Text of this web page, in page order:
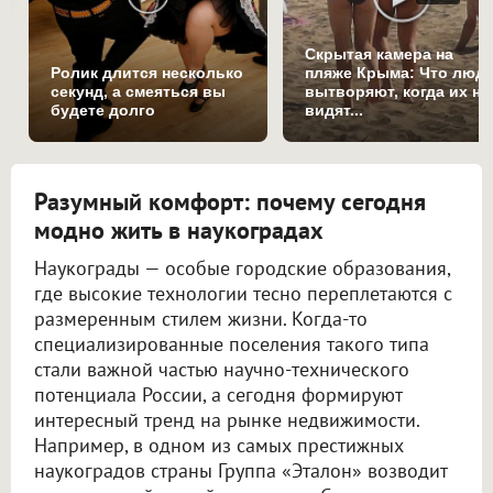
Ролик длится несколько
секунд, а смеяться вы
будете долго
Скрытая камера на
пляже Крыма: Что
вытворяют, когда их не
видят...
Разумный комфорт: почему сегодня
модно жить в наукоградах
Наукограды — особые городские образования,
где высокие технологии тесно переплетаются с
размеренным стилем жизни. Когда-то
специализированные поселения такого типа
стали важной частью научно-технического
потенциала России, а сегодня формируют
интересный тренд на рынке недвижимости.
Например, в одном из самых престижных
наукоградов страны Группа «Эталон» возводит